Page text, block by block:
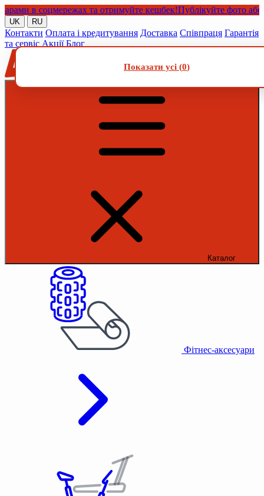
в соцмережах та отримуйте кешбек!Публікуйте фото або
UK RU
Контакти Оплата і кредитування Доставка Співпраця Гарантія
та сервіс Акції Блог
Каталог
Фітнес-аксесуари
Показати усі (0)